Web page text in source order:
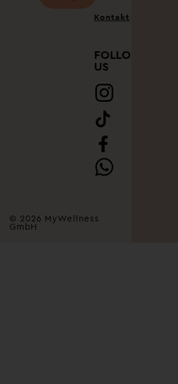
Kontakt
FOLLOW
US
© 2026 MyWellness
GmbH